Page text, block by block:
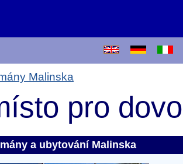
Malinska
pro
a ubytování Malinska